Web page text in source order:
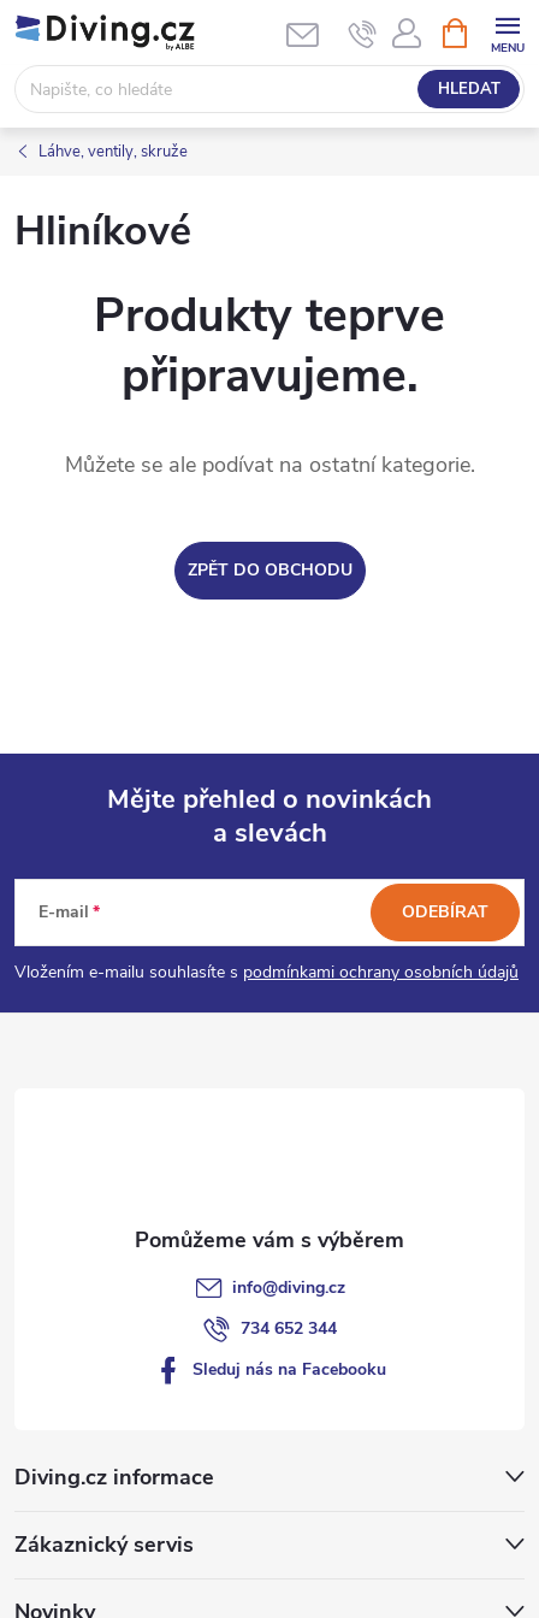
Přejít
na
obsah
HLEDAT
NÁKUPNÍ
KOŠÍK
Láhve, ventily, skruže
Hliníkové
Produkty teprve
připravujeme.
Můžete se ale podívat na ostatní kategorie.
ZPĚT DO OBCHODU
p
Mějte přehled o novinkách
a slevách
E-mail
Vložením e-mailu souhlasíte s podmínkami ochrany osobních údajů
ODEBÍRAT
Diving.cz informace
Zákaznický servis
info@diving.cz
734 652 344
Sleduj nás na Facebooku